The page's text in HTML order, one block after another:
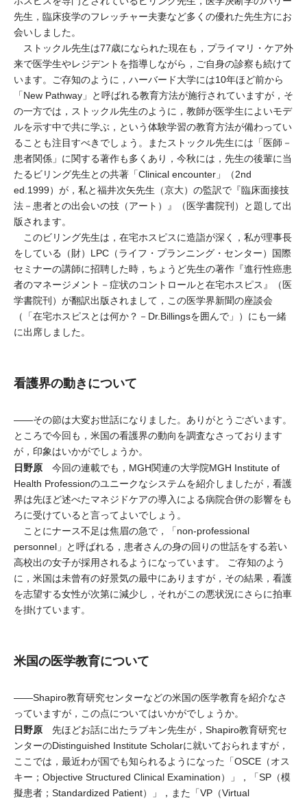
先生，臨床疫学のフレッチャー夫妻など多くの優れた先生方にお
会いしました。
ストックル先生は77歳になられた現在も，プライマリ・ケア外
来で医学生やレジデントを指導しながら，ご自身の診察も続けて
います。ご存知のように，ハーバード大学には10年ほど前から
「New Pathway」と呼ばれる教育方法が施行されていますが，そ
の一方では，ストックル先生のように，教師が医学生によいモデ
ルを示す中で共に学ぶ，という体験学習の教育方法が備わってい
ることも注目すべきでしょう。またストックル先生には「医師－
患者関係」に関する著作も多くあり，今秋には，先生の後輩に当
たるビリング先生との共著「Clinical encounter」（2nd
ed.1999）が，私と福井次矢先生（京大）の監訳で『臨床面接技
法－患者との出会いの技（アート）』（医学書院刊）と題して出
版されます。
このビリング先生は，在宅ホスピスに造詣が深く，私が理事長
をしている（財）LPC（ライフ・プランニング・センター）国際
セミナーの講師に招聘した時，ちょうど先生の著作『進行性癌患
者のマネージメント－症状のコントロールと在宅ホスピス』（医
学書院刊）が翻訳出版されまして，この医学界新聞の座談会
（「在宅ホスピスとは何か？－Dr.Billingsを囲んで」）にも一緒
に出席しました。
看護界の動きについて
――その節は大変お世話になりました。ありがとうございます。
ところで今回も，米国の看護界の動向を調査なさっております
が，印象はいかがでしょうか。
日野原 今回の連載でも，MGH関連の大学院MGH Institute of
Health Professionのユニークなシステムを紹介しましたが，看護
界は先ほど述べたマネジドケアの導入による病院合併の影響をも
ろに受けていると言ってよいでしょう。
ことにナース不足は焦眉の急で，「non‐professional
personnel」と呼ばれる，患者さんの身の回りの世話をする若い
高校出の女子が採用されるようになっています。 ご存知のよう
に，米国は未曾有の好景気の最中にありますが，その結果，看護
を志望する女性が次第に減少し，それがこの悪状況にさらに拍車
を掛けています。
米国の医学教育について
――Shapiro教育研究センターなどの米国の医学教育を紹介なさ
っていますが，この点についてはいかがでしょうか。
日野原 先ほどお話に出たラブキン先生が，Shapiro教育研究セ
ンターのDistinguished Institute Scholarに就いておられますが，
ここでは，最近わが国でも知られるようになった「OSCE（オス
キー；Objective Structured Clinical Examination）」，「SP（模
擬患者；Standardized Patient）」，また「VP（Virtual